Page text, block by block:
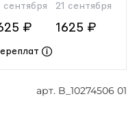
арт. B_10274506 01
сентября
₽
21 сентября
1625 ₽